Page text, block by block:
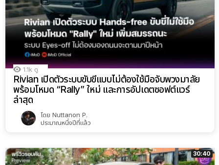
1.1k ดู
Rivian เปิดตัวระบบขับขี่แบบไม่ต้องใช้มือจับพวงมาลัย
พร้อมโหมด “Rally” ใหม่ และการอัปเดตซอฟต์แวร์
ล่าสุด
โดย Nuttanon P.
ประมาณหนึ่งปีที่แล้ว
30:40